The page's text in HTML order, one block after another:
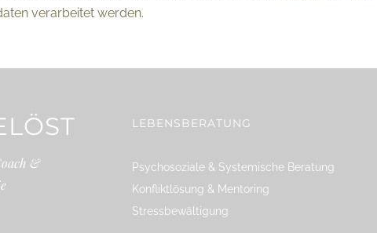
verarbeitet werden.
&
LEBENSBERATUNG
Psychosoziale & Systemische Beratung
Konfliktlösung & Mentoring
Stressbewältigung